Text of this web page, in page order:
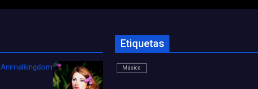
Animalkingdom_FichaCine
Etiquetas
Música